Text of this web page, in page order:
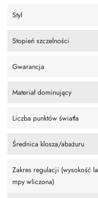
Styl
Stopień szczelności
Gwarancja
Materiał dominujący
Liczba punktów światła
Średnica klosza/abażuru
Zakres regulacji (wysokość la
mpy wliczona)